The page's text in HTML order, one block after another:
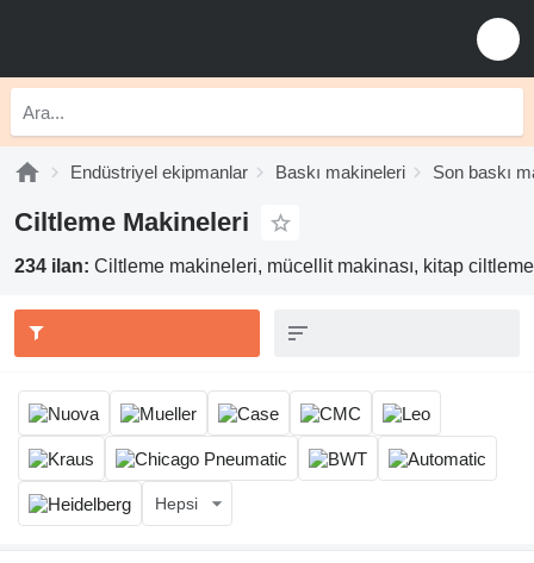
Endüstriyel ekipmanlar Baskı makineleri Son baskı
Ciltleme Makineleri
234 ilan: Ciltleme makineleri, mücellit makinası, kitap
Hepsi